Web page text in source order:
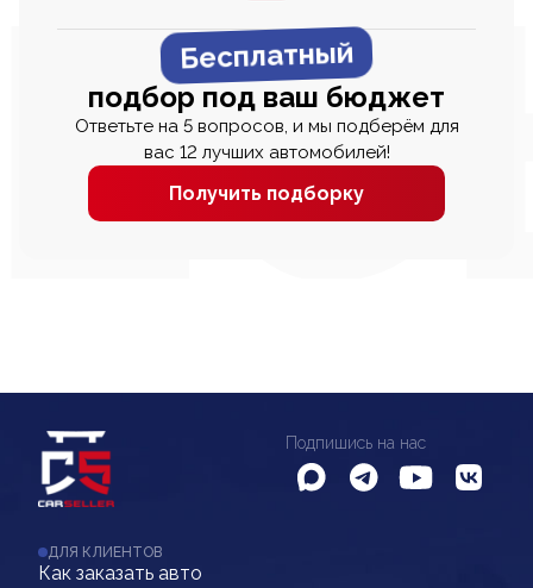
Бесплатный
подбор под ваш бюджет
Ответьте на 5 вопросов, и мы подберём для
вас 12 лучших автомобилей!
Получить подборку
Подпишись на нас
ДЛЯ КЛИЕНТОВ
Как заказать авто